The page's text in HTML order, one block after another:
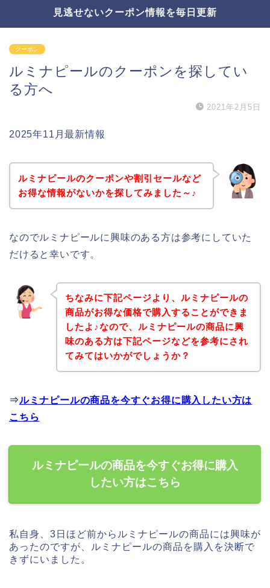
見逃せないクーポン情報を毎日更新
クーポン
ルミナピールのクーポンを探してい
る方へ
2021年2月5日
2025年11月最新情報
ルミナピールのクーポンや割引セールなど
お得な情報がないかを探してみました～♪
なのでルミナピールに興味のある方は参考にしていた
だけると幸いです。
ちなみに下記ページより、ルミナピールの
商品がお得な価格で購入することができま
したよ♪なので、ルミナピールの商品に興
味のある方は下記ページなどを参考にされ
てみてはいかがでしょうか？
⇒ルミナピールの商品を今すぐお得に購入したい方は
こちら
ルミナピールの商品を今すぐお得に購入
したい方はこちら
私自身、3日ほど前からルミナピールの商品には興味が
あったのですが、ルミナピールの商品を購入を決断で
きずにいました。